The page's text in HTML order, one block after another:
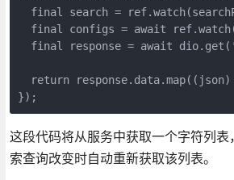
final search =
final configs = await
final response = await
return
});
这段代码将从服务中获取一个字符列表
索查询改变时自动重新获取该列表。